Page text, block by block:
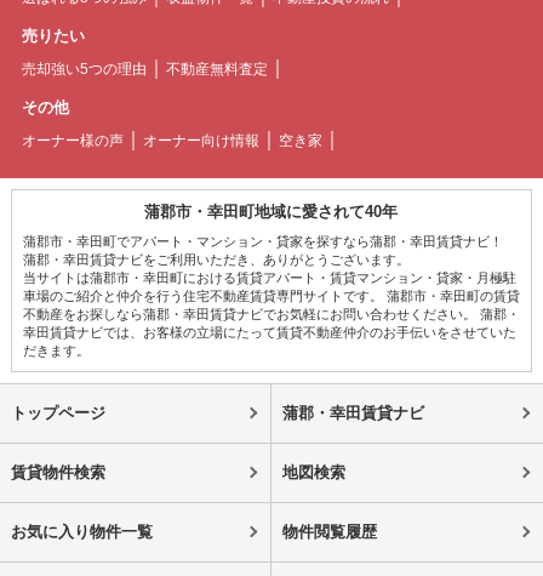
売りたい
売却強い5つの理由 不動産無料査定
その他
オーナー様の声 オーナー向け情報 空き家
蒲郡市・幸田町地域に愛されて40年
蒲郡市・幸田町でアパート・マンション・貸家を探すなら蒲郡・幸田賃貸ナビ！
蒲郡・幸田賃貸ナビをご利用いただき、ありがとうございます。
当サイトは蒲郡市・幸田町における賃貸アパート・賃貸マンション・貸家・月極駐
車場のご紹介と仲介を行う住宅不動産賃貸専門サイトです。 蒲郡市・幸田町の賃貸
不動産をお探しなら蒲郡・幸田賃貸ナビでお気軽にお問い合わせください。 蒲郡・
幸田賃貸ナビでは、お客様の立場にたって賃貸不動産仲介のお手伝いをさせていた
だきます。
トップページ 蒲郡・幸田賃貸ナビ
賃貸物件検索 地図検索
お気に入り物件一覧 物件閲覧履歴